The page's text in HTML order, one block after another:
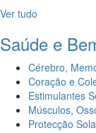
Ver tudo
Saúde e
Cérebro,
Coração e
Estimulantes
Músculos,
Protecção